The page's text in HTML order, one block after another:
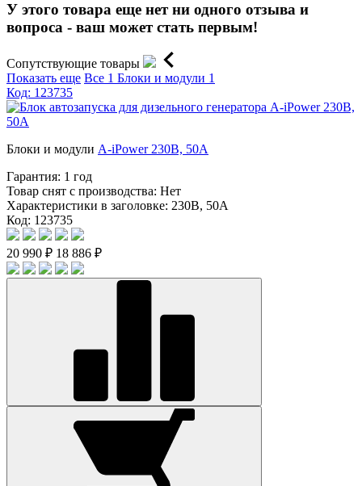
У этого товара еще нет ни одного отзыва и
вопроса - ваш может стать первым!
Сопутствующие товары
Показать еще Все 1 Блоки и модули 1
Код: 123735
Блоки и модули A-iPower 230В, 50А
Гарантия: 1 год
Товар снят с производства: Нет
Характеристики в заголовке: 230В, 50А
Код: 123735
20 990 ₽ 18 886 ₽